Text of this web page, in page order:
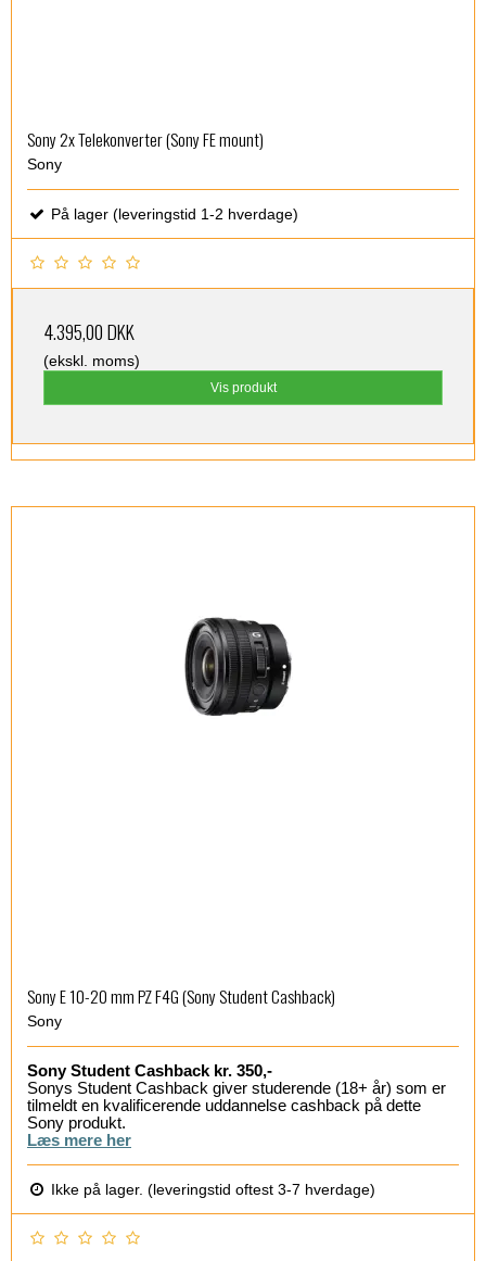
Sony 2x Telekonverter (Sony FE mount)
Sony
På lager (leveringstid 1-2 hverdage)
4.395,00 DKK
(ekskl. moms)
Vis produkt
Sony E 10-20 mm PZ F4G (Sony Student Cashback)
Sony
Sony Student Cashback kr. 350,-
Sonys Student Cashback giver studerende (18+ år) som er
tilmeldt en kvalificerende uddannelse cashback på dette
Sony produkt.
Læs mere her
Ikke på lager. (leveringstid oftest 3-7 hverdage)